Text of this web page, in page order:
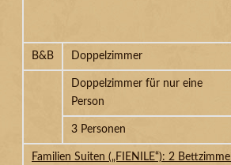
B&B Doppelzimmer
Doppelzimmer für nur eine
Person
3 Personen
Familien Suiten („FIENILE“): 2